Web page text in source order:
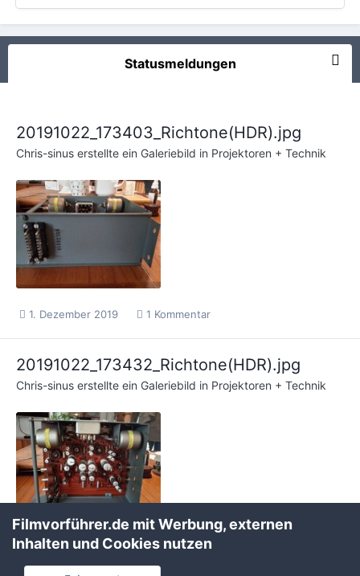
Statusmeldungen
20191022_173403_Richtone(HDR).jpg
Chris-sinus erstellte ein Galeriebild in Projektoren + Technik
1. Dezember 2019 1 Kommentar
20191022_173432_Richtone(HDR).jpg
Chris-sinus erstellte ein Galeriebild in Projektoren + Technik
1. Dezember 2019
Filmvorführer.de mit Werbung, externen
Inhalten und Cookies nutzen